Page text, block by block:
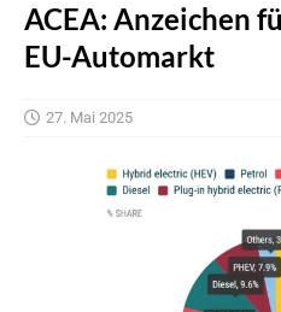
ACEA: Anzeichen
EU-Automarkt
27. Mai 2025